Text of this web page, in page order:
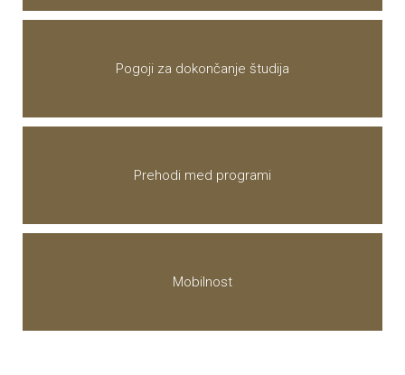
Pogoji za dokončanje študija
Prehodi med programi
Mobilnost